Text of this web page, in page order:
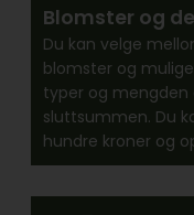
Blomster og
Du kan velge
blomster og mulige
typer og mengden
sluttsummen. Du
hundre kroner og